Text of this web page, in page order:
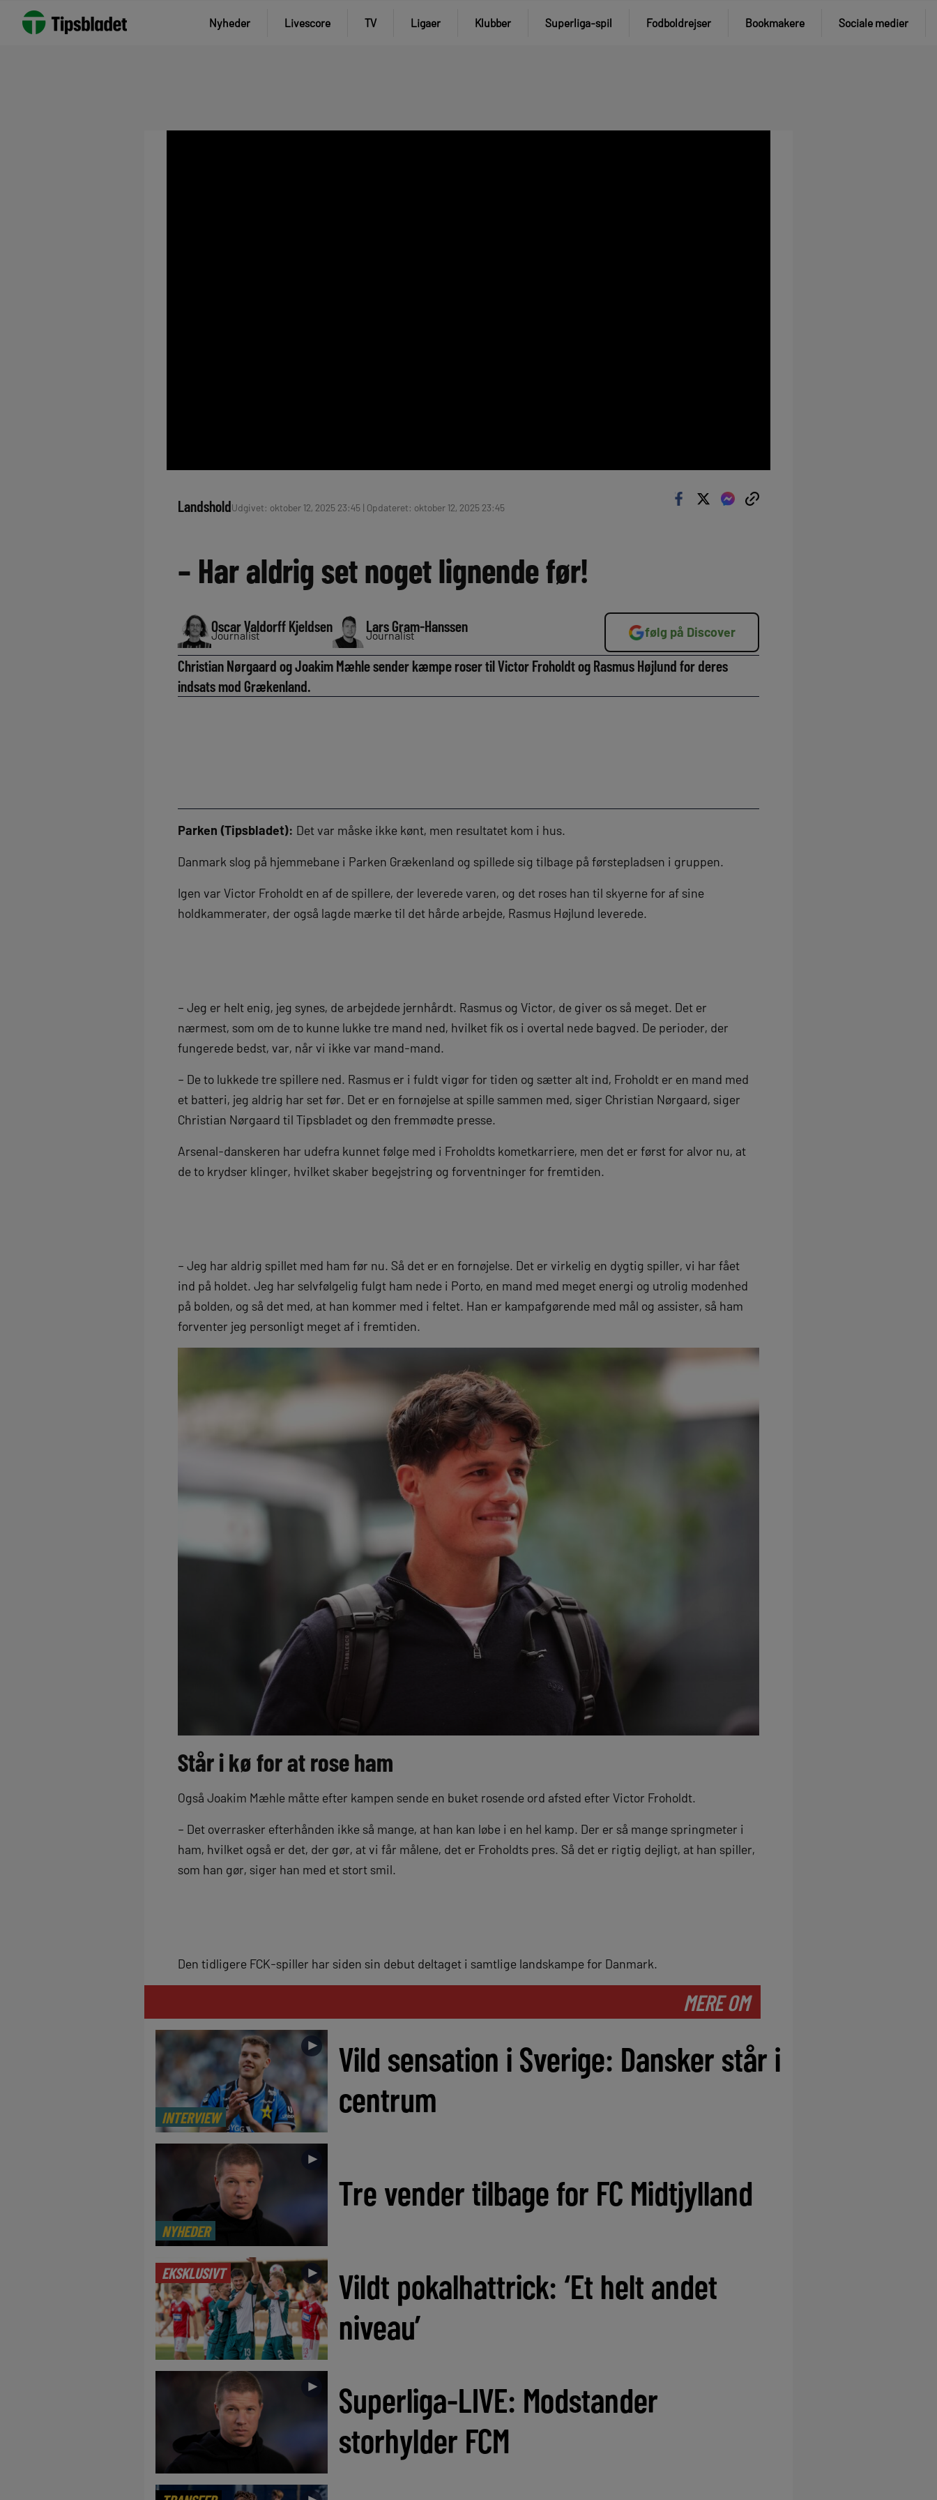
Nyheder Livescore TV Ligaer Klubber Superliga-spil Fodboldrejser Bookmakere Sociale medier
LandsholdUdgivet: oktober 12, 2025 23:45 | Opdateret: oktober 12, 2025 23:45
– Har aldrig set noget lignende før!
Oscar Valdorff Kjeldsen
Journalist
Lars Gram-Hanssen
Journalist følg på Discover
Christian Nørgaard og Joakim Mæhle sender kæmpe roser til Victor Froholdt og Rasmus Højlund for deres
indsats mod Grækenland.
Parken (Tipsbladet): Det var måske ikke kønt, men resultatet kom i hus.
Danmark slog på hjemmebane i Parken Grækenland og spillede sig tilbage på førstepladsen i gruppen.
Igen var Victor Froholdt en af de spillere, der leverede varen, og det roses han til skyerne for af sine
holdkammerater, der også lagde mærke til det hårde arbejde, Rasmus Højlund leverede.
– Jeg er helt enig, jeg synes, de arbejdede jernhårdt. Rasmus og Victor, de giver os så meget. Det er
nærmest, som om de to kunne lukke tre mand ned, hvilket fik os i overtal nede bagved. De perioder, der
fungerede bedst, var, når vi ikke var mand-mand.
– De to lukkede tre spillere ned. Rasmus er i fuldt vigør for tiden og sætter alt ind, Froholdt er en mand med
et batteri, jeg aldrig har set før. Det er en fornøjelse at spille sammen med, siger Christian Nørgaard, siger
Christian Nørgaard til Tipsbladet og den fremmødte presse.
Arsenal-danskeren har udefra kunnet følge med i Froholdts kometkarriere, men det er først for alvor nu, at
de to krydser klinger, hvilket skaber begejstring og forventninger for fremtiden.
– Jeg har aldrig spillet med ham før nu. Så det er en fornøjelse. Det er virkelig en dygtig spiller, vi har fået
ind på holdet. Jeg har selvfølgelig fulgt ham nede i Porto, en mand med meget energi og utrolig modenhed
på bolden, og så det med, at han kommer med i feltet. Han er kampafgørende med mål og assister, så ham
forventer jeg personligt meget af i fremtiden.
Står i kø for at rose ham
Også Joakim Mæhle måtte efter kampen sende en buket rosende ord afsted efter Victor Froholdt.
– Det overrasker efterhånden ikke så mange, at han kan løbe i en hel kamp. Der er så mange springmeter i
ham, hvilket også er det, der gør, at vi får målene, det er Froholdts pres. Så det er rigtig dejligt, at han spiller,
som han gør, siger han med et stort smil.
Den tidligere FCK-spiller har siden sin debut deltaget i samtlige landskampe for Danmark.
MERE OM
INTERVIEW
►
Vild sensation i Sverige: Dansker står i
centrum
NYHEDER
►
Tre vender tilbage for FC Midtjylland
EKSKLUSIVT ►
Vildt pokalhattrick: ‘Et helt andet
niveau’
►
Superliga-LIVE: Modstander
storhylder FCM